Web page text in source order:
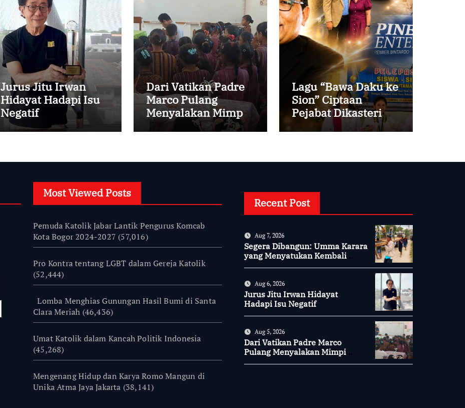
Jurus Jitu Irwan
Hidayat Hadapi Isu
Negatif
Dari Vatikan Padre
Marco Pulang
Menyalakan Mimpi
Anak-anak Desa
Lagu “Bawa Daku ke
Sion” Ciptaan
Pejabat Dikasteri
Vatikan, Peraih
Most Viewed Posts
Pemuda Katolik Jabar Lantik Pengurus Komcab
Kota Bogor 2024-2027 (57,016)
Pro Kontra tentang LGBT dalam Gereja Katolik
(52,444)
Lomba Menghias Gunungan Hasil Bumi di Santa
Clara Meriah (46,436)
Umat Katolik dalam Kancah Politik Indonesia
(45,268)
Mengenang Hidup dan Karya Romo Mangun di
Unika Atma Jaya Jakarta (38,141)
Recent Post
Aug 7, 2026
Segera Dibangun: Umma Karara
yang Menyatukan Kembali
Aug 6, 2026
Jurus Jitu Irwan Hidayat
Hadapi Isu Negatif
Aug 5, 2026
Dari Vatikan Padre Marco
Pulang Menyalakan Mimpi